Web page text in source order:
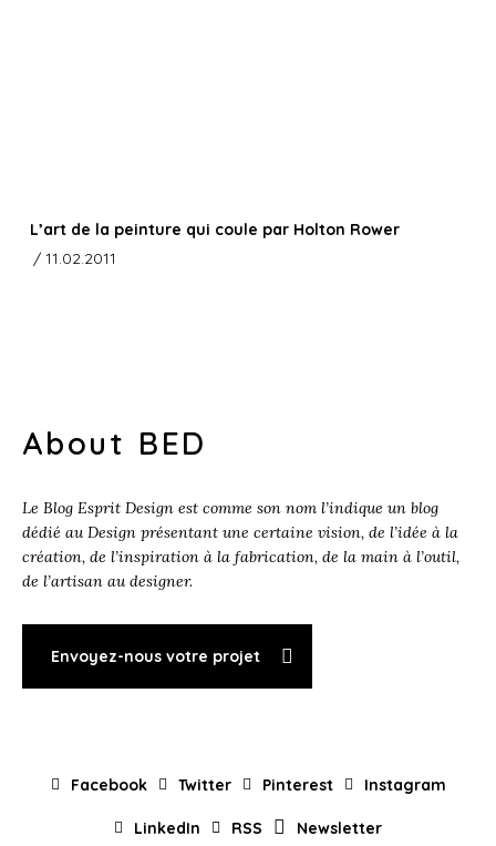
L’art de la peinture qui coule par Holton Rower
/ 11.02.2011
About BED
Le Blog Esprit Design est comme son nom l’indique un blog
dédié au Design présentant une certaine vision, de l’idée à la
création, de l’inspiration à la fabrication, de la main à l’outil,
de l’artisan au designer.
Envoyez-nous votre projet
Facebook Twitter Pinterest Instagram
LinkedIn RSS Newsletter